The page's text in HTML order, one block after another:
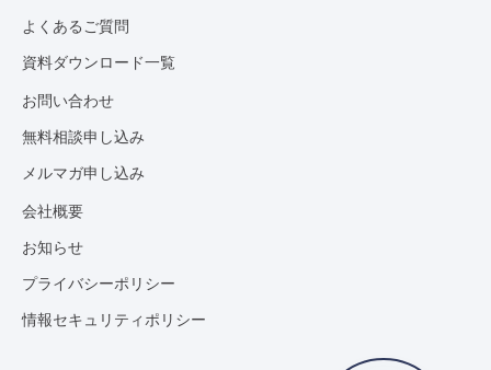
よくあるご質問
資料ダウンロード一覧
お問い合わせ
無料相談申し込み
メルマガ申し込み
会社概要
お知らせ
プライバシーポリシー
情報セキュリティポリシー